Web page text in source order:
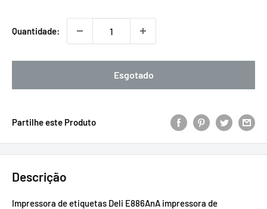
Quantidade:
Esgotado
Partilhe este Produto
Descrição
Impressora de etiquetas Deli E886AnA impressora de